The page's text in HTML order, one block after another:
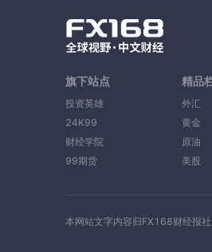
旗下站点
投资英雄
24K99
财经学院
99期货
精品
外汇
黄金
原油
美股
本网站文字内容归FX168财经报